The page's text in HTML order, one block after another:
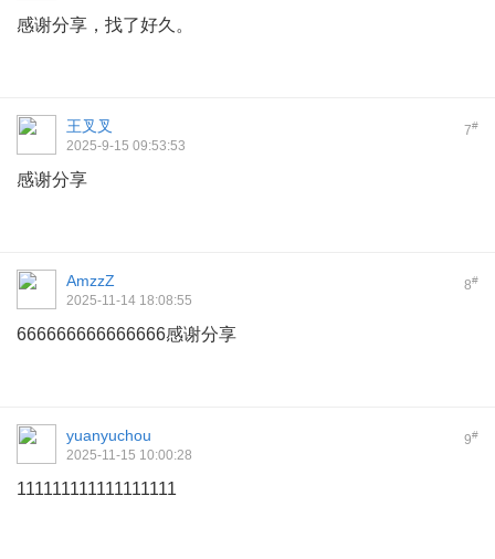
感谢分享，找了好久。
7#
王叉叉
2025-9-15 09:53:53
感谢分享
8#
AmzzZ
2025-11-14 18:08:55
666666666666666感谢分享
9#
yuanyuchou
2025-11-15 10:00:28
111111111111111111